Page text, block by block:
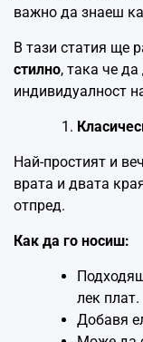
важно да знаеш
В тази статия ще
стилно, така че
индивидуалност
Най-простият и
врата и двата
отпред.
Как да го носиш:
лек плат.
Добавя